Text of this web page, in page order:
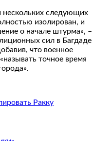
следующих
изолирован, и
о начале штурма», –
сил в Багдаде
что военное
точное время
Ракку